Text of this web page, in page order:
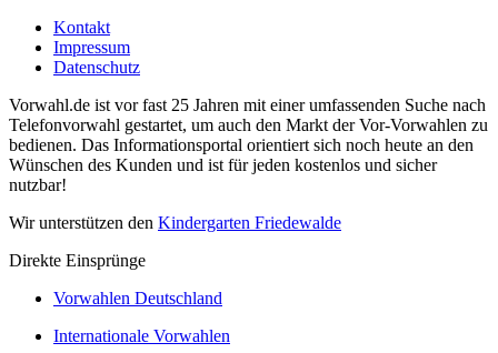
Kontakt
Impressum
Datenschutz
Vorwahl.de ist vor fast 25 Jahren mit einer umfassenden Suche nach
Telefonvorwahl gestartet, um auch den Markt der Vor-Vorwahlen zu
bedienen. Das Informationsportal orientiert sich noch heute an den
Wünschen des Kunden und ist für jeden kostenlos und sicher
nutzbar!
Wir unterstützen den Kindergarten Friedewalde
Direkte Einsprünge
Vorwahlen Deutschland
Internationale Vorwahlen